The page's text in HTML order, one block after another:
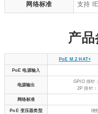
网络标准 支持
产
PoE M.2 HAT+
PoE 电源输入
电源输出
GPIO 排针
2P 排针
网络标准
PoE 变压器类型 绕